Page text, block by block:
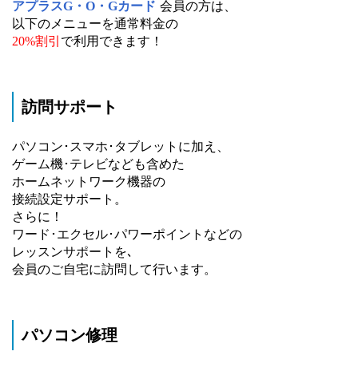
アプラスG・O・Gカード 会員の方は、
以下のメニューを通常料金の
20%割引 で利用できます！
訪問サポート
パソコン･スマホ･タブレットに加え、
ゲーム機･テレビなども含めた
ホームネットワーク機器の
接続設定サポート。
さらに！
ワード･エクセル･パワーポイントなどの
レッスンサポートを､
会員のご自宅に訪問して行います。
パソコン修理